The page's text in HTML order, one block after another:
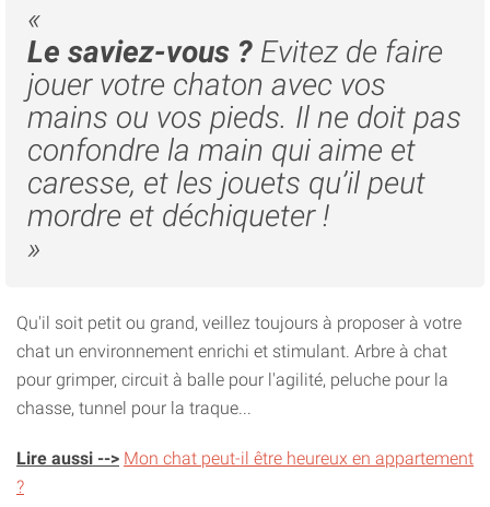
«
Le saviez-vous ? Evitez de faire
jouer votre chaton avec vos
mains ou vos pieds. Il ne doit pas
confondre la main qui aime et
caresse, et les jouets qu’il peut
mordre et déchiqueter !
»
Qu'il soit petit ou grand, veillez toujours à proposer à votre
chat un environnement enrichi et stimulant. Arbre à chat
pour grimper, circuit à balle pour l'agilité, peluche pour la
chasse, tunnel pour la traque...
Lire aussi --> Mon chat peut-il être heureux en appartement
?